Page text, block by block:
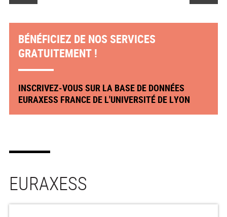
BÉNÉFICIEZ DE NOS SERVICES
GRATUITEMENT !
INSCRIVEZ-VOUS SUR LA BASE DE DONNÉES
EURAXESS FRANCE DE L'UNIVERSITÉ DE LYON
EURAXESS